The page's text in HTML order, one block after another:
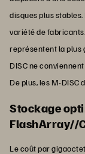
disques plus
variété de
représentent la plus
DISC ne
De plus, les M-DISC
Stockage
FlashArray//
Le coût par